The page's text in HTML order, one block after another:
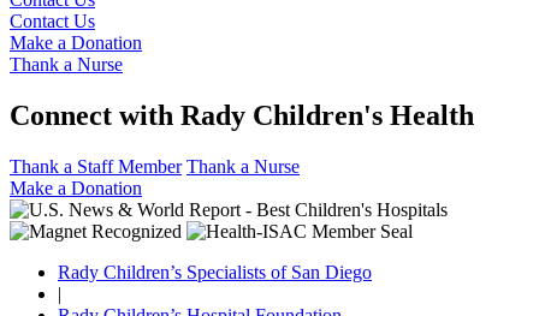
Contact Us
Make a Donation
Thank a Nurse
Connect with Rady Children's Health
Thank a Staff Member Thank a Nurse
Make a Donation
Rady Children’s Specialists of San Diego
|